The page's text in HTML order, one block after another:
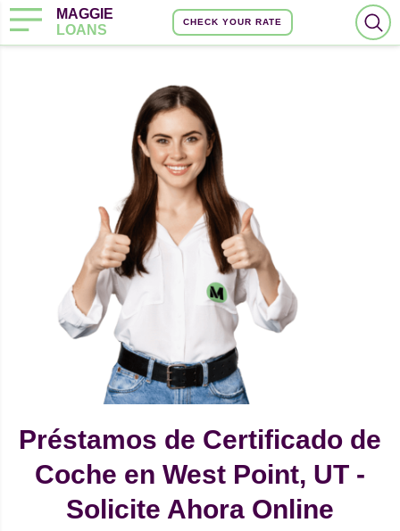
MAGGIE
LOANS
CHECK YOUR RATE
Préstamos de Certificado de
Coche en West Point, UT -
Solicite Ahora Online